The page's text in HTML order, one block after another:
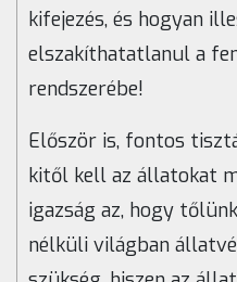
kifejezés, és hogyan
elszakíthatatlanul a
rendszerébe!
Először is, fontos
kitől kell az állatokat
igazság az, hogy
nélküli világban